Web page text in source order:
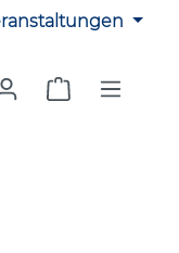
0 Produkte auf
Warenkorb